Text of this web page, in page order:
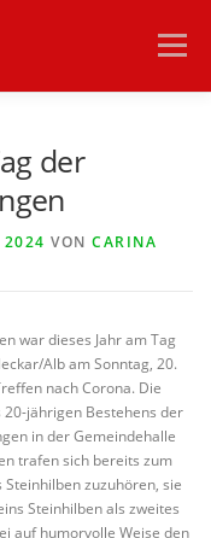
Menü
der
2024 VON CARINA
war dieses Jahr am Tag
Alb am Sonntag, 20.
nach Corona. Die
20-jährigen Bestehens der
in der Gemeindehalle
trafen sich bereits zum
zuzuhören, sie
Steinhilben als zweites
auf humorvolle Weise den